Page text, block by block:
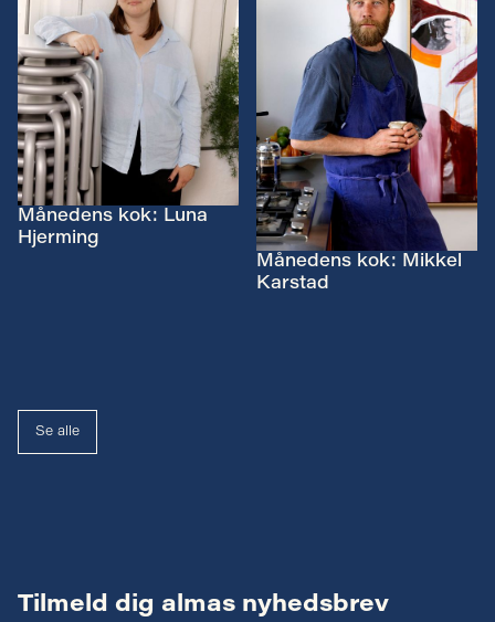
Månedens kok: Luna
Hjerming
Månedens kok: Mikkel
Karstad
Se alle
Tilmeld dig almas nyhedsbrev